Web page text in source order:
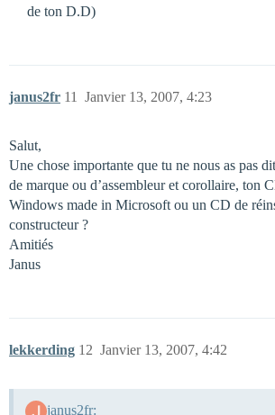
de ton D.D)
janus2fr Janvier 13, 2007, 4:23
11
Salut,
Une chose importante que tu ne nous as pas
de marque ou d’assembleur et corollaire, ton
Windows made in Microsoft ou un CD de
constructeur ?
Amitiés
Janus
lekkerding Janvier 13, 2007, 4:42
12
janus2fr: